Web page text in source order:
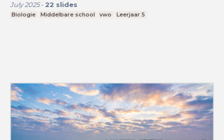
July 2025- 22 slides
Biologie Middelbare school vwo Leerjaar 5